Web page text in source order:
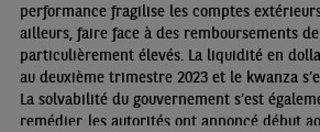
performance fragilise les comptes
ailleurs, faire face à des remboursements
particulièrement élevés. La liquidité en
au deuxième trimestre 2023 et le kwanza
La solvabilité du gouvernement s’est
remédier, les autorités ont annoncé début